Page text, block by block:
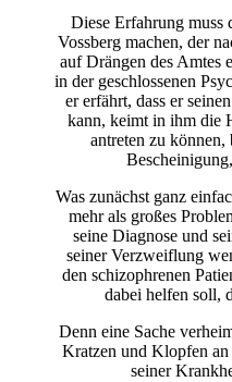
Diese Erfahrung muss
Vossberg machen, der
auf Drängen des Amtes
in der geschlossenen
er erfährt, dass er
kann, keimt in ihm die
antreten zu
Was zunächst ganz
mehr als großes
seine Diagnose und
seiner Verzweiflung
den schizophrenen
dabei helfen soll,
Denn eine Sache
Kratzen und Klopfen an
seiner